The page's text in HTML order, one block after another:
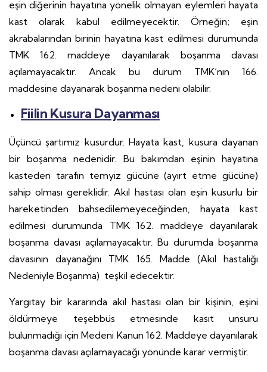
eşin diğerinin hayatına yönelik olmayan eylemleri hayata
kast olarak kabul edilmeyecektir. Örneğin; eşin
akrabalarından birinin hayatına kast edilmesi durumunda
TMK 162. maddeye dayanılarak boşanma davası
açılamayacaktır. Ancak bu durum TMK’nın 166.
maddesine dayanarak boşanma nedeni olabilir.
Fiilin Kusura Dayanması
Üçüncü şartımız kusurdur. Hayata kast, kusura dayanan
bir boşanma nedenidir. Bu bakımdan eşinin hayatına
kasteden tarafın temyiz gücüne (ayırt etme gücüne)
sahip olması gereklidir. Akıl hastası olan eşin kusurlu bir
hareketinden bahsedilemeyeceğinden, hayata kast
edilmesi durumunda TMK 162. maddeye dayanılarak
boşanma davası açılamayacaktır. Bu durumda boşanma
davasının dayanağını TMK 165. Madde (Akıl hastalığı
Nedeniyle Boşanma) teşkil edecektir.
Yargıtay bir kararında akıl hastası olan bir kişinin, eşini
öldürmeye teşebbüs etmesinde kasıt unsuru
bulunmadığı için Medeni Kanun 162. Maddeye dayanılarak
boşanma davası açılamayacağı yönünde karar vermiştir.